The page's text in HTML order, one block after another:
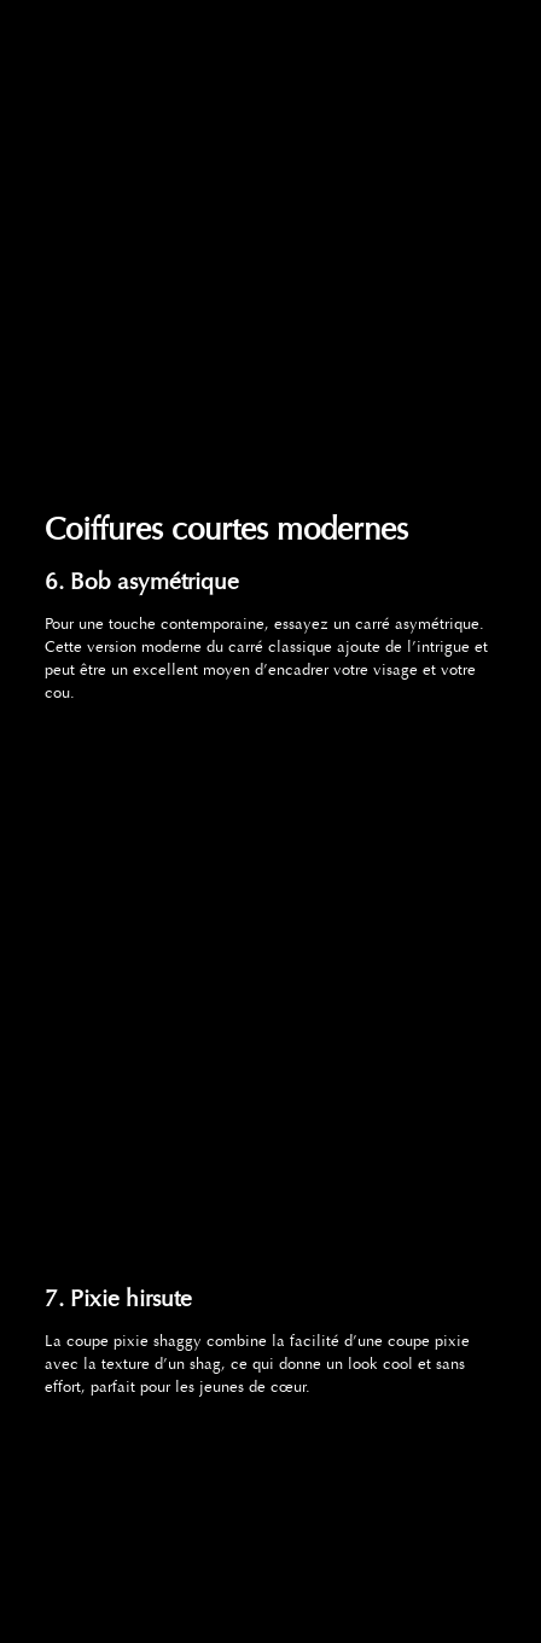
Coiffures courtes modernes
6. Bob asymétrique
Pour une touche contemporaine, essayez un carré asymétrique.
Cette version moderne du carré classique ajoute de l’intrigue et
peut être un excellent moyen d’encadrer votre visage et votre
cou.
7. Pixie hirsute
La coupe pixie shaggy combine la facilité d’une coupe pixie
avec la texture d’un shag, ce qui donne un look cool et sans
effort, parfait pour les jeunes de cœur.